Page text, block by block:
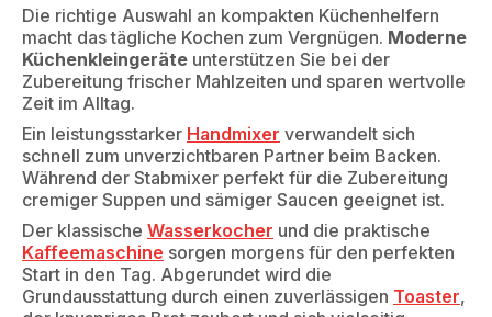
Die richtige Auswahl an kompakten Küchenhelfern
macht das tägliche Kochen zum Vergnügen. Moderne
Küchenkleingeräte unterstützen Sie bei der
Zubereitung frischer Mahlzeiten und sparen wertvolle
Zeit im Alltag.
Ein leistungsstarker Handmixer verwandelt sich
schnell zum unverzichtbaren Partner beim Backen.
Während der Stabmixer perfekt für die Zubereitung
cremiger Suppen und sämiger Saucen geeignet ist.
Der klassische Wasserkocher und die praktische
Kaffeemaschine sorgen morgens für den perfekten
Start in den Tag. Abgerundet wird die
Grundausstattung durch einen zuverlässigen Toaster,